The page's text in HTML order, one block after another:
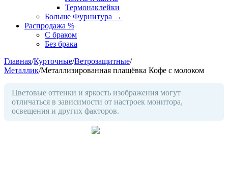
Термонаклейки
Больше Фурнитура →
Распродажа %
С браком
Без брака
Главная/Курточные/Ветрозащитные/
Металлик/Металлизированная плащёвка Кофе с молоком
Цветовые оттенки и яркость изображения могут
отличаться в зависимости от настроек монитора,
освещения и других факторов.